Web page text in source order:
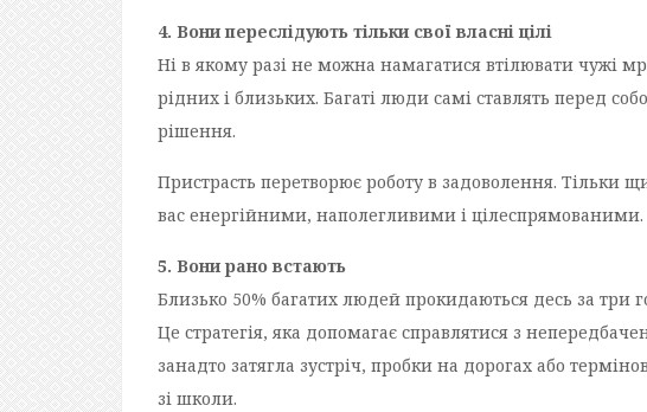
4. Вони переслідують тільки свої власні цілі
Ні в якому разі не можна намагатися втілювати чужі
рідних і близьких. Багаті люди самі ставлять перед
рішення.
Пристрасть перетворює роботу в задоволення. Тільки
вас енергійними, наполегливими і цілеспрямованими.
5. Вони рано встають
Близько 50% багатих людей прокидаються десь за три
Це стратегія, яка допомагає справлятися з
занадто затягла зустріч, пробки на дорогах або
зі школи.